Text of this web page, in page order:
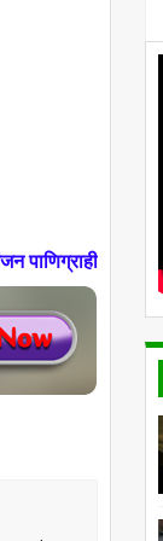
पाणिग्राही